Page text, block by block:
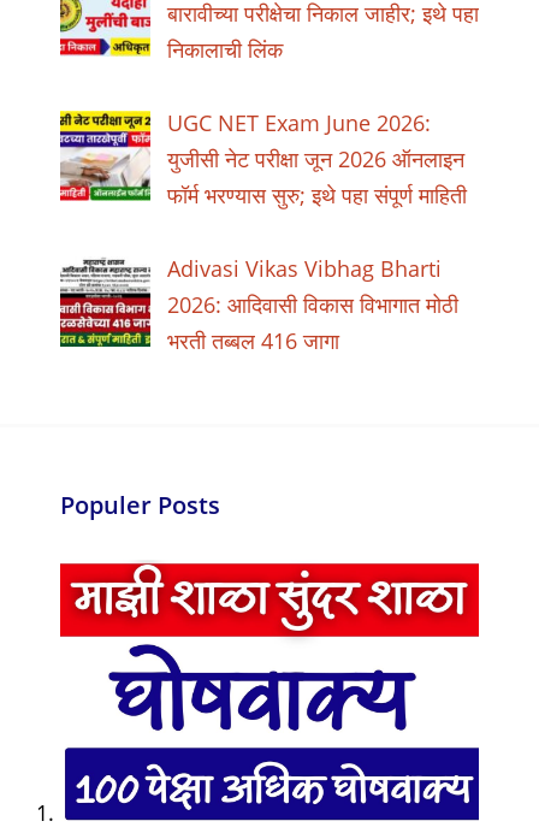
बारावीच्या परीक्षेचा निकाल जाहीर; इथे पहा
निकालाची लिंक
UGC NET Exam June 2026:
युजीसी नेट परीक्षा जून 2026 ऑनलाइन
फॉर्म भरण्यास सुरु; इथे पहा संपूर्ण माहिती
Adivasi Vikas Vibhag Bharti
2026: आदिवासी विकास विभागात मोठी
भरती तब्बल 416 जागा
Populer Posts